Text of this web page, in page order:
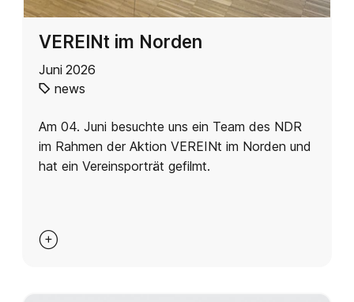
VEREINt im Norden
Juni 2026
news
Am 04. Juni besuchte uns ein Team des NDR
im Rahmen der Aktion VEREINt im Norden und
hat ein Vereinsporträt gefilmt.
